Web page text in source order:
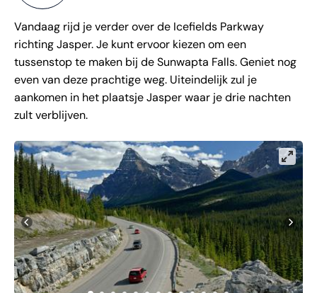
Vandaag rijd je verder over de Icefields Parkway
richting Jasper. Je kunt ervoor kiezen om een
tussenstop te maken bij de Sunwapta Falls. Geniet nog
even van deze prachtige weg. Uiteindelijk zul je
aankomen in het plaatsje Jasper waar je drie nachten
zult verblijven.